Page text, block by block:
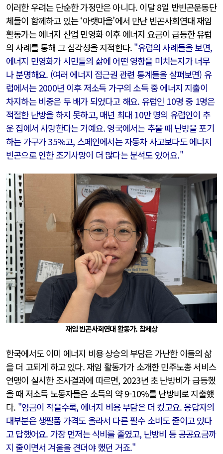
이러한 우려는 단순한 가정만은 아니다. 이달 8일 반빈곤운동단
체들이 함께하고 있는 ‘아랫마을’에서 만난 빈곤사회연대 재임
활동가는 에너지 산업 민영화 이후 에너지 요금이 급등한 유럽
의 사례를 통해 그 심각성을 지적한다. "유럽의 사례들을 보면,
에너지 민영화가 시민들의 삶에 어떤 영향을 미치는지가 너무
나 분명해요. (여러 에너지 접근권 관련 통계들을 살펴보면) 유
럽에서는 2000년 이후 저소득 가구의 소득 중 에너지 지출이
차지하는 비중은 두 배가 되었다고 해요. 유럽인 10명 중 1명은
적절한 난방을 하지 못하고, 매년 최대 10만 명의 유럽인이 추
운 집에서 사망한다는 거예요. 영국에서는 추울 때 난방을 포기
하는 가구가 35%고, 스페인에서는 자동차 사고보다도 에너지
빈곤으로 인한 조기사망이 더 많다는 분석도 있어요."
재임 빈곤사회연대 활동가. 참세상
한국에서도 이미 에너지 비용 상승의 부담은 가난한 이들의 삶
을 더 고되게 하고 있다. 재임 활동가가 소개한 민주노총 서비스
연맹이 실시한 조사결과에 따르면, 2023년 초 난방비가 급등했
을 때 저소득 노동자들은 소득의 약 9-10%를 난방비로 지출했
다. "임금이 적을수록, 에너지 비용 부담은 더 컸고요. 응답자의
대부분은 생필품 가격도 올라서 다른 필수 소비도 줄이고 있다
고 답했어요. 가장 먼저는 식비를 줄였고, 난방비 등 공공요금까
지 줄이면서 겨울을 견뎌야 했던 거죠."